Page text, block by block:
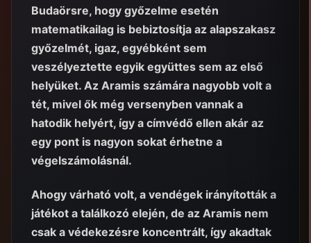
Budaörsre, hogy győzelme esetén
matematikailag is bebiztosítja az alapszakasz
győzelmét, igaz, egyébként sem
veszélyeztette egyik együttes sem az első
helyüket. Az Aramis számára nagyobb volt a
tét, mivel ők még versenyben vannak a
hatodik helyért, így a címvédő ellen akár az
egy pont is nagyon sokat érhetne a
végelszámolásnál.
Ahogy várható volt, a vendégek irányították a
játékot a találkozó elején, de az Aramis nem
csak a védekezésre koncentrált, így akadtak